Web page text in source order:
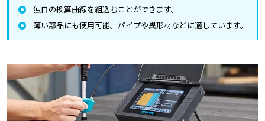
独自の換算曲線を組込むことができます。
薄い部品にも使用可能。パイプや異形材などに適しています。